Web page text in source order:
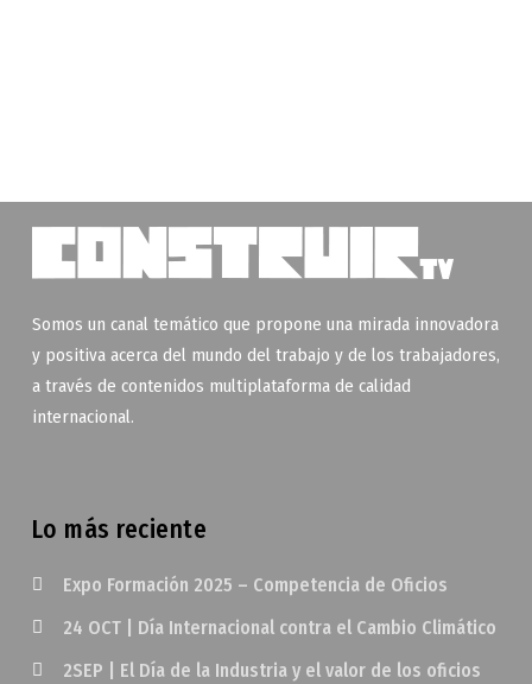
Somos un canal temático que propone una mirada innovadora
y positiva acerca del mundo del trabajo y de los trabajadores,
a través de contenidos multiplataforma de calidad
internacional.
Lo más reciente
Expo Formación 2025 – Competencia de Oficios
24 OCT | Día Internacional contra el Cambio Climático
2SEP | El Día de la Industria y el valor de los oficios